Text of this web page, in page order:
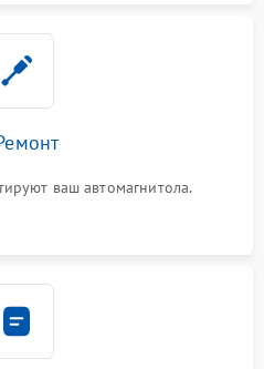
ваш автомагнитола.